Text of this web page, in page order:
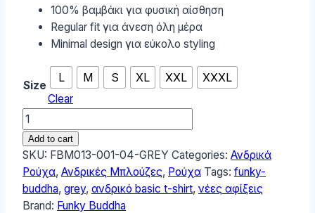
100% βαμβάκι για φυσική αίσθηση
Regular fit για άνεση όλη μέρα
Minimal design για εύκολο styling
Size
L M S XL XXL XXXL
Clear
Funky
Buddha
Ανδρικό
T-
Shirt
FBM013-
Add to cart
SKU: FBM013-001-04-GREY Categories: Ανδρικά
Ρούχα, Ανδρικές Μπλούζες, Ρούχα Tags: funky-
buddha, grey, ανδρικό basic t-shirt, νέες αφίξεις
Brand: Funky Buddha